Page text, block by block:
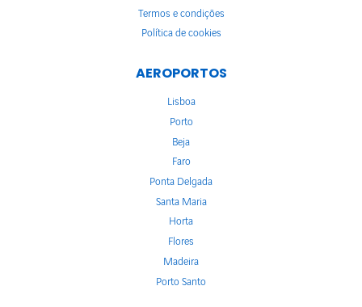
Termos e condições
Política de cookies
AEROPORTOS
Lisboa
Porto
Beja
Faro
Ponta Delgada
Santa Maria
Horta
Flores
Madeira
Porto Santo